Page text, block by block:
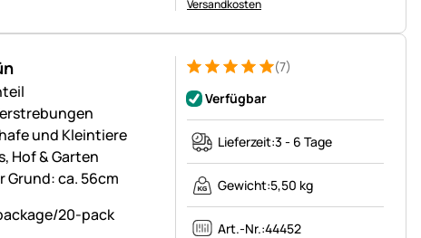
Versandkosten
und Kleintiere
Hof & Garten
Grund: ca. 56cm
Bewertung: 5 von 5 (7 Bewertungen)
7 Bewertungen (7)
Verfügbar
Lieferzeit:3 - 6 Tage
Gewicht:5,50 kg
Art.-Nr.:44452